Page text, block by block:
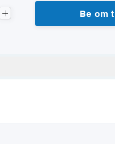
Be om